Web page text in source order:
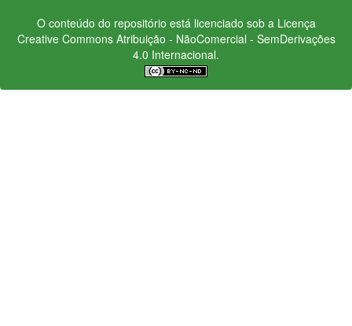
O conteúdo do repositório está licenciado sob a Licença
Creative CommonsAtribuição - NãoComercial - SemDerivações
4.0 Internacional.